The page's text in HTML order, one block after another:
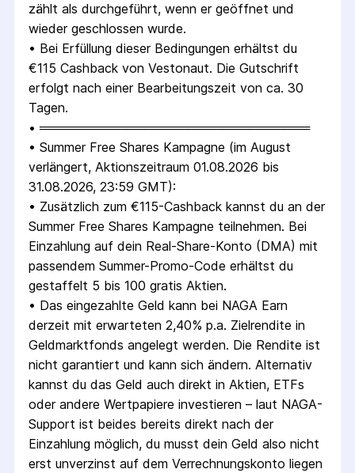
zählt als durchgeführt, wenn er geöffnet und
wieder geschlossen wurde.
• Bei Erfüllung dieser Bedingungen erhältst du
€115 Cashback von Vestonaut. Die Gutschrift
erfolgt nach einer Bearbeitungszeit von ca. 30
Tagen.
• ═══════════════════════════════
• Summer Free Shares Kampagne (im August
verlängert, Aktionszeitraum 01.08.2026 bis
31.08.2026, 23:59 GMT):
• Zusätzlich zum €115-Cashback kannst du an der
Summer Free Shares Kampagne teilnehmen. Bei
Einzahlung auf dein Real-Share-Konto (DMA) mit
passendem Summer-Promo-Code erhältst du
gestaffelt 5 bis 100 gratis Aktien.
• Das eingezahlte Geld kann bei NAGA Earn
derzeit mit erwarteten 2,40% p.a. Zielrendite in
Geldmarktfonds angelegt werden. Die Rendite ist
nicht garantiert und kann sich ändern. Alternativ
kannst du das Geld auch direkt in Aktien, ETFs
oder andere Wertpapiere investieren – laut NAGA-
Support ist beides bereits direkt nach der
Einzahlung möglich, du musst dein Geld also nicht
erst unverzinst auf dem Verrechnungskonto liegen